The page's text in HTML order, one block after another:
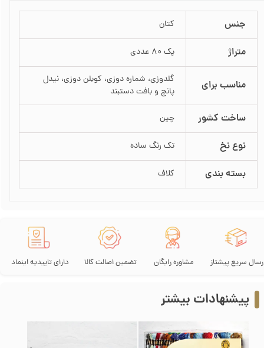
جنس کتان
متراژ پک 80 عددی
مناسب برای
گلدوزی، شماره دوزی، کوبلن دوزی، نیدل
پانچ و بافت دستبند
ساخت کشور چین
نوع نخ تک رنگ ساده
بسته بندی کلاف
تضمین اصالت کالا مشاوره رایگان سریع پیشتاز دارای تاییدیه اینماد
پیشنهادات بیشتر